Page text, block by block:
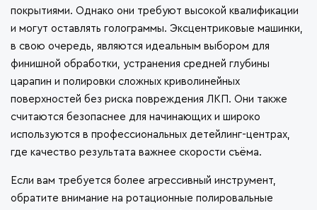
покрытиями. Однако они требуют высокой квалификации
и могут оставлять голограммы. Эксцентриковые машинки,
в свою очередь, являются идеальным выбором для
финишной обработки, устранения средней глубины
царапин и полировки сложных криволинейных
поверхностей без риска повреждения ЛКП. Они также
считаются безопаснее для начинающих и широко
используются в профессиональных детейлинг-центрах,
где качество результата важнее скорости съёма.
Если вам требуется более агрессивный инструмент,
обратите внимание на ротационные полировальные